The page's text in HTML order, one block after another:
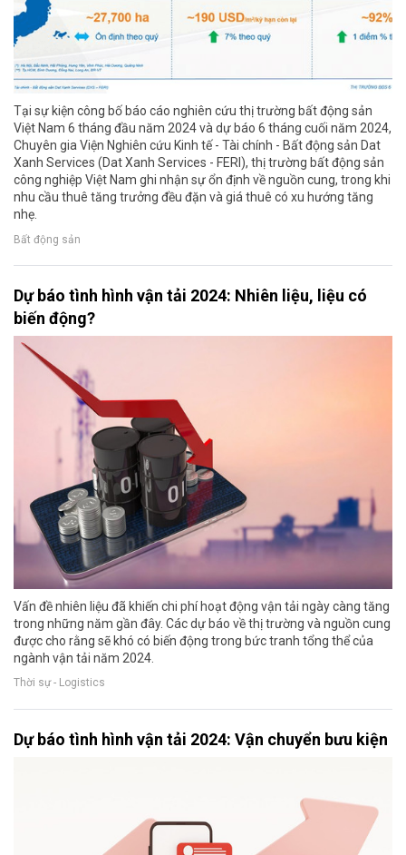
Tại sự kiện công bố báo cáo nghiên cứu thị trường bất động sản
Việt Nam 6 tháng đầu năm 2024 và dự báo 6 tháng cuối năm 2024,
Chuyên gia Viện Nghiên cứu Kinh tế - Tài chính - Bất động sản Dat
Xanh Services (Dat Xanh Services - FERI), thị trường bất động sản
công nghiệp Việt Nam ghi nhận sự ổn định về nguồn cung, trong khi
nhu cầu thuê tăng trưởng đều đặn và giá thuê có xu hướng tăng
nhẹ.
Bất động sản
Dự báo tình hình vận tải 2024: Nhiên liệu, liệu có
biến động?
Vấn đề nhiên liệu đã khiến chi phí hoạt động vận tải ngày càng tăng
trong những năm gần đây. Các dự báo về thị trường và nguồn cung
được cho rằng sẽ khó có biến động trong bức tranh tổng thể của
ngành vận tải năm 2024.
Thời sự - Logistics
Dự báo tình hình vận tải 2024: Vận chuyển bưu kiện